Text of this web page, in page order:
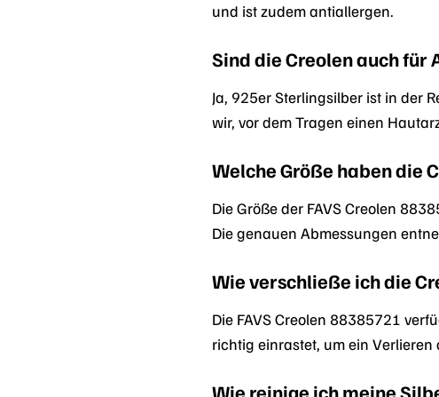
und ist zudem antiallergen.
Sind die Creolen auch für
Ja, 925er Sterlingsilber ist in der
wir, vor dem Tragen einen
Welche Größe haben die
Die Größe der FAVS Creolen
Die genauen Abmessungen
Wie verschließe ich die
Die FAVS Creolen 88385721
richtig einrastet, um ein Verlieren
Wie reinige ich meine